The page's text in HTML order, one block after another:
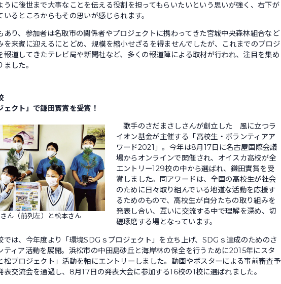
うに後世まで大事なことを伝える役割を担ってもらいたいという思いが強く、右下が
いるところからもその思いが感じられます。
り、参加者は名取市の関係者やプロジェクトに携わってきた宮城中央森林組合など
を来賓に迎えるにとどめ、規模を縮小せざるを得ませんでしたが、これまでのプロジ
報道してきたテレビ局や新聞社など、多くの報道陣による取材が行われ、注目を集め
した。
ェクト」で鎌田實賞を受賞！
ん（前列左）と松本さん
歌手のさだまさしさんが創立した 風に立つラ
イオン基金が主催する「高校生・ボランティアア
ワード2021」。今年は8月17日に名古屋国際会議
場からオンラインで開催され、オイスカ高校が全
エントリー129校の中から選ばれ、鎌田實賞を受
賞しました。同アワードは、全国の高校生が社会
のために日々取り組んでいる地道な活動を応援す
るためのもので、高校生が自分たちの取り組みを
発表し合い、互いに交流する中で理解を深め、切
磋琢磨する場となっています。
は、今年度より「環境SDGｓプロジェクト」を立ち上げ、SDGｓ達成のためのさ
ティア活動を展開。浜松市の中田島砂丘と海岸林の保全を行うために2015年にスタ
松プロジェクト」活動を軸にエントリーしました。動画やポスターによる事前審査予
表交流会を通過し、8月17日の発表大会に参加する16校の1校に選ばれました。